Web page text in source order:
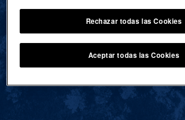
VOLVER AL INICIO
Rechazar todas las Cookies
Aceptar todas las Cookies